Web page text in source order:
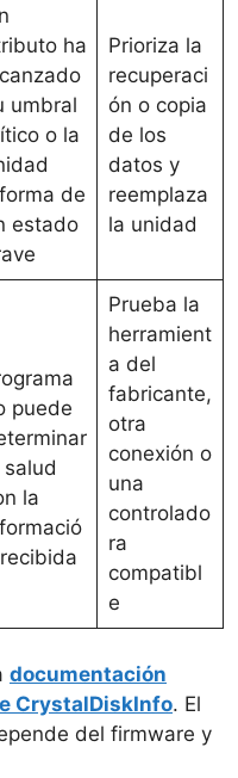
ha
umbral
o la
de
estado
Prioriza la
recuperaci
ón o copia
de los
datos y
reemplaza
la unidad
puede
salud
la
Prueba la
herramient
a del
fabricante,
otra
conexión o
una
controlado
ra
compatibl
e
documentación
CrystalDiskInfo. El
del firmware y